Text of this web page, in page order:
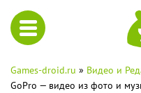
Games-droid.ru » Видео и
GoPro — видео из фото и